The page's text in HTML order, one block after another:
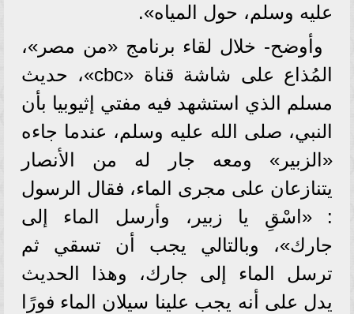
عليه وسلم، حول المياه».
وأوضح- خلال لقاء برنامج «من مصر»،
المُذاع على شاشة قناة «cbc»، حديث
مسلم الذي استشهد فيه مفتي إثيوبيا بأن
النبي، صلى الله عليه وسلم، عندما جاءه
«الزبير» ومعه جار له من الأنصار
يتنازعان على مجرى الماء، فقال الرسول
: «اسْقِ يا زبير، وأرسل الماء إلى
جارك»، وبالتالي يجب أن تسقي ثم
ترسل الماء إلى جارك، وهذا الحديث
يدل على أنه يجب علينا سيلان الماء فورًا